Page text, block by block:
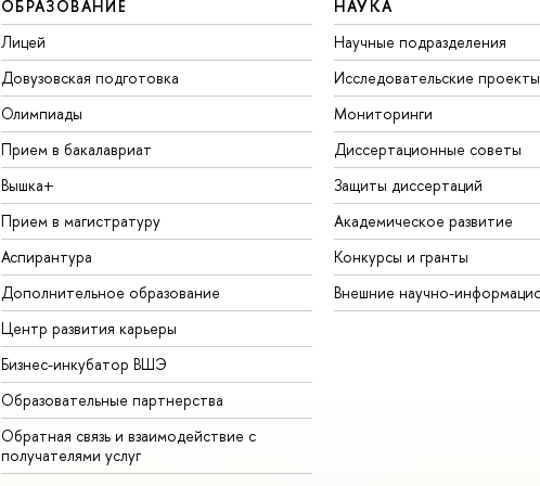
ОБРАЗОВАНИЕ
Лицей
Довузовская подготовка
Олимпиады
Прием в бакалавриат
Вышка+
Прием в магистратуру
Аспирантура
Дополнительное образование
Центр развития карьеры
Бизнес-инкубатор ВШЭ
Образовательные партнерства
Обратная связь и взаимодействие с
получателями услуг
НАУКА
Научные подразделения
Исследовательские проекты
Мониторинги
Диссертационные советы
Защиты диссертаций
Академическое развитие
Конкурсы и гранты
Внешние научно-